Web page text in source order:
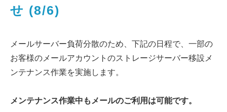
せ (8/6)
メールサーバー負荷分散のため、下記の日程で、一部の
お客様のメールアカウントのストレージサーバー移設メ
ンテナンス作業を実施します。
メンテナンス作業中もメールのご利用は可能です。